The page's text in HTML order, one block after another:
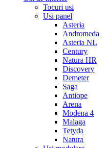
Tocuri usi
Usi panel
Asteria
Andromeda
Asteria NL
Century
Natura HR
Discovery
Demeter
Saga
Antiope
Arena
Modena 4
Malaga
Tetyda
Natura